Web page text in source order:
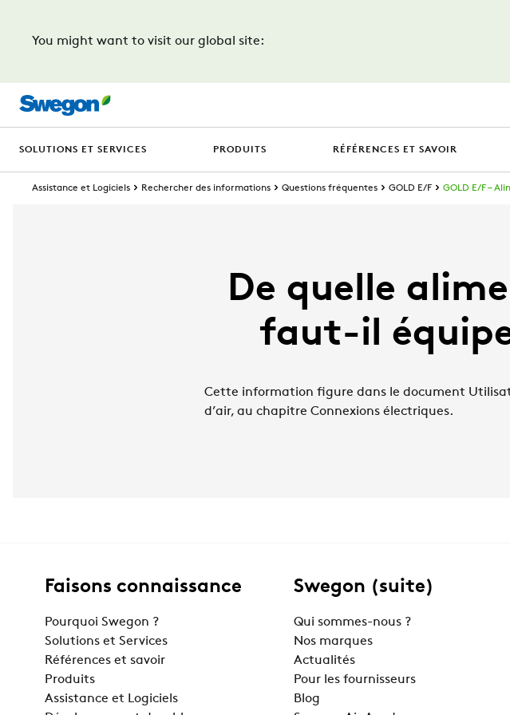
You might want to visit our global site:
SOLUTIONS ET SERVICES PRODUITS RÉFÉRENCES ET SAVOIR
Assistance et Logiciels Rechercher des informations Questions fréquentes GOLD E/F GOLD E/F –
De quelle
faut-il
Cette information figure dans le document
d’air, au chapitre Connexions électriques.
Faisons connaissance
Pourquoi Swegon ?
Solutions et Services
Références et savoir
Produits
Assistance et Logiciels
Swegon (suite)
Qui sommes-nous ?
Nos marques
Actualités
Pour les fournisseurs
Blog